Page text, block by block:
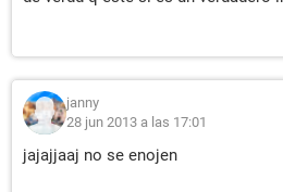
janny
28 jun 2013 a las 17:01
jajajjaaj no se enojen